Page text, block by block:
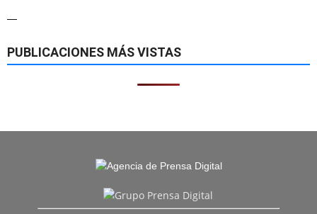
—
PUBLICACIONES MÁS VISTAS